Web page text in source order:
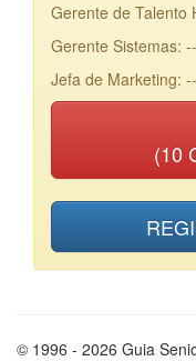
Gerente de Talento
Gerente Sistemas:
Jefa de Marketing:
(10
© 1996 - 2026 Guia